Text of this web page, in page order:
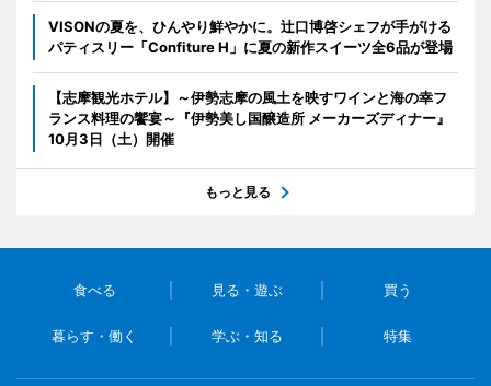
VISONの夏を、ひんやり鮮やかに。辻口博啓シェフが手がける
パティスリー「Confiture H」に夏の新作スイーツ全6品が登場
【志摩観光ホテル】～伊勢志摩の風土を映すワインと海の幸フ
ランス料理の饗宴～『伊勢美し国醸造所 メーカーズディナー』
10月3日（土）開催
もっと見る
食べる 見る・遊ぶ 買う
暮らす・働く 学ぶ・知る 特集